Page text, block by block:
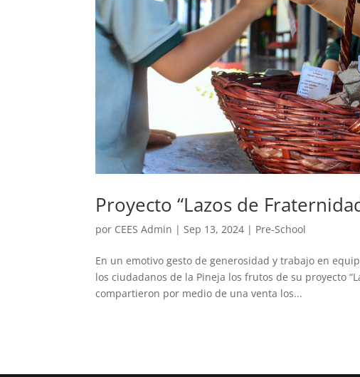
Proyecto “Lazos de
por CEES Admin | Sep 13, 2024 | Pre-School
En un emotivo gesto de generosidad y trabajo en
los ciudadanos de la Pineja los frutos de su proyecto
compartieron por medio de una venta los...